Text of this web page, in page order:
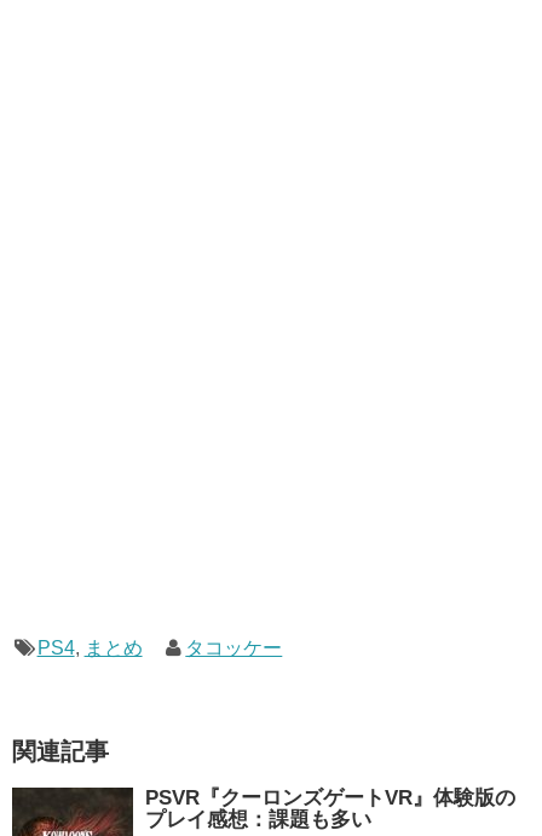
PS4, まとめ タコッケー
関連記事
PSVR『クーロンズゲートVR』体験版の
プレイ感想：課題も多い